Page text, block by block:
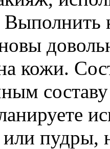
Выполнить
кожи.
пудры,